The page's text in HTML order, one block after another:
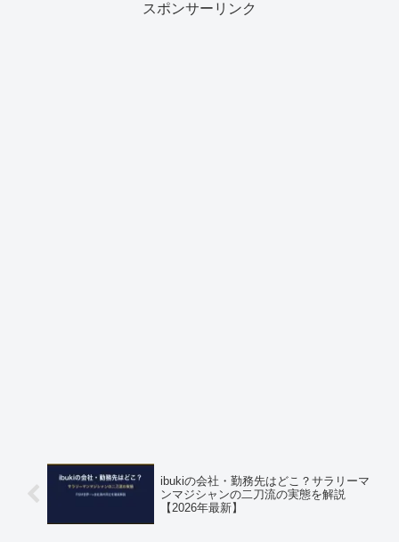
スポンサーリンク
ibukiの会社・勤務先はどこ？サラリーマ
ンマジシャンの二刀流の実態を解説
【2026年最新】